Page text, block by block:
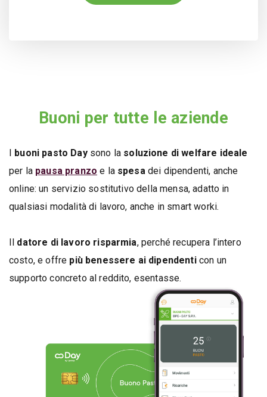
Buoni per tutte le aziende
buoni pasto Daysono la soluzione di welfare ideale
per la pausa pranzo e la spesadei dipendenti, anche
online: un servizio sostitutivo della mensa, adatto in
qualsiasi modalità di lavoro, anche in smart worki.
datore di lavoro risparmia, perché recupera l’intero
costo, e offre più benessere ai dipendenticon un
supporto concreto al reddito, esentasse.